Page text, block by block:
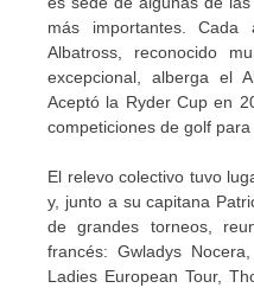
más importantes.
Albatross, reconocido
excepcional, alberga el
Aceptó la Ryder Cup en
competiciones de golf
El relevo colectivo tuvo
y, junto a su capitana
de grandes torneos,
francés: Gwladys
Ladies European Tour,